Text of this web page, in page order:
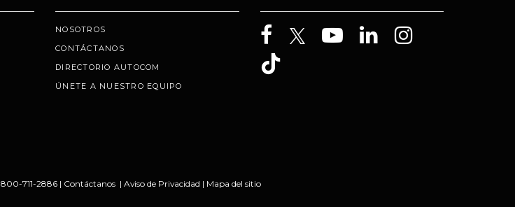
NOSOTROS
CONTÁCTANOS
DIRECTORIO AUTOCOM
ÚNETE A NUESTRO EQUIPO
800-711-2886 | Contáctanos | Aviso de Privacidad | Mapa del sitio